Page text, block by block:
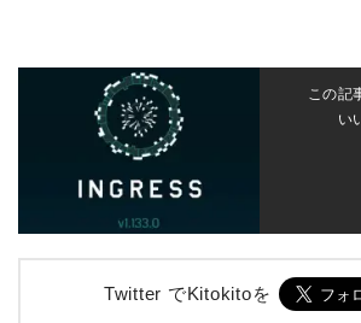
この記
い
Twitter でKitokitoを